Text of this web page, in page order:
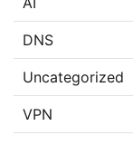
DNS
Uncategorized
VPN